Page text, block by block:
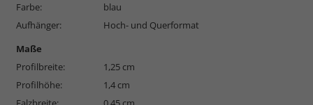
Farbe:
blau
Aufhänger:
Hoch- und Querformat
Maße
Profilbreite:
1,25 cm
Profilhöhe:
1,4 cm